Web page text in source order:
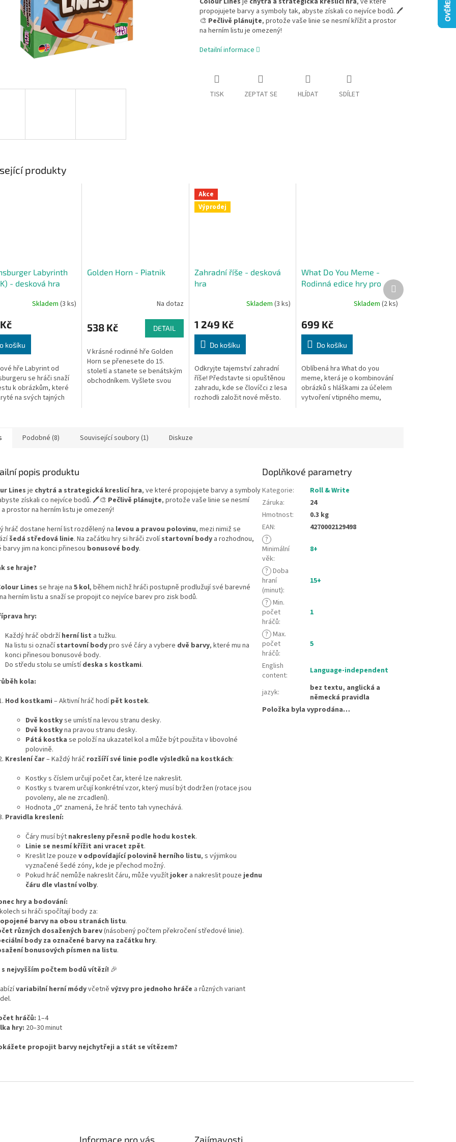
propojujete barvy a symboly tak, abyste získali co nejvíce bodů. 🖊️
🎨 Pečlivě plánujte, protože vaše linie se nesmí křížit a prostor
na herním listu je omezený!
Detailní informace
TISK ZEPTAT SE HLÍDAT SDÍLET
produkty
Labyrinth
- desková hra
Skladem (3 ks)
košíku
hře Labyrint od
se hráči snaží
k obrázkům, které
na svých tajných
Golden Horn - Piatnik
Na dotaz
538 Kč DETAIL
V krásné rodinné hře Golden
Horn se přenesete do 15.
století a stanete se benátským
obchodníkem. Vyšlete svou
Akce
Výprodej
Zahradní říše - desková
hra
Skladem(3 ks)
1 249 Kč
Do košíku
Odkryjte tajemství zahradní
říše! Představte si opuštěnou
zahradu, kde se človíčci z lesa
rozhodli založit nové město.
What Do You Meme -
Rodinná edice hry pro
Skladem (2 ks)
699 Kč
Do košíku
Oblíbená hra What do you
meme, která je o kombinování
obrázků s hláškami za účelem
vytvoření vtipného memu,
Další
produkt
Podobné (8) Související soubory (1) Diskuze
popis produktu
Lines je chytrá a strategická kreslicí hra, ve které propojujete barvy a symboly
získali co nejvíce bodů. 🖊️🎨 Pečlivě plánujte, protože vaše linie se nesmí
prostor na herním listu je omezený!
hráč dostane herní list rozdělený na levou a pravou polovinu, mezi nimiž se
šedá středová linie. Na začátku hry si hráči zvolístartovní body a rozhodnou,
jim na konci přinesou bonusové body.
se hraje?
Lines se hraje na 5 kol, během nichž hráči postupně prodlužují své barevné
herním listu a snaží se propojit co nejvíce barev pro zisk bodů.
hry:
Každý hráč obdržíherní list a tužku.
Na listu si označístartovní bodypro své čáry a vybere dvě barvy, které mu na
konci přinesou bonusové body.
Do středu stolu se umístídeska s kostkami.
kola:
Hod kostkami – Aktivní hráč hodípět kostek.
Dvě kostkyse umístí na levou stranu desky.
Dvě kostkyna pravou stranu desky.
Pátá kostka se položí na ukazatel kol a může být použita v libovolné
polovině.
Kreslení čar– Každý hráč rozšíří své linie podle výsledků na kostkách:
Kostky s číslem určují počet čar, které lze nakreslit.
Kostky s tvarem určují konkrétní vzor, který musí být dodržen (rotace jsou
povoleny, ale ne zrcadlení).
Hodnota „0“ znamená, že hráč tento tah vynechává.
Pravidla kreslení:
Čáry musí být nakresleny přesně podle hodu kostek.
Linie se nesmí křížit ani vracet zpět.
Kreslit lze pouze v odpovídající polovině herního listu, s výjimkou
vyznačené šedé zóny, kde je přechod možný.
Pokud hráč nemůže nakreslit čáru, může využít joker a nakreslit pouze jednu
čáru dle vlastní volby.
hry a bodování:
si hráči spočítají body za:
barvy na obou stranách listu.
různých dosažených barev(násobený počtem překročení středové linie).
body za označené barvy na začátku hry.
bonusových písmen na listu.
s nejvyšším počtem bodů vítězí! 🎉
variabilní herní módyvčetně výzvy pro jednoho hráče a různých variant
hráčů: 1–4
hry: 20–30 minut
propojit barvy nejchytřeji a stát se vítězem?
Doplňkové parametry
Kategorie:
Roll & Write
Záruka:
24
Hmotnost:
0.3 kg
EAN:
4270002129498
?
Minimální
věk:
8+
? Doba
hraní
(minut):
15+
? Min.
počet
hráčů:
1
? Max.
počet
hráčů:
5
English
content: Language-independent
jazyk:
bez textu, anglická a
německá pravidla
Položka byla vyprodána…
Informace pro vás Zajímavosti